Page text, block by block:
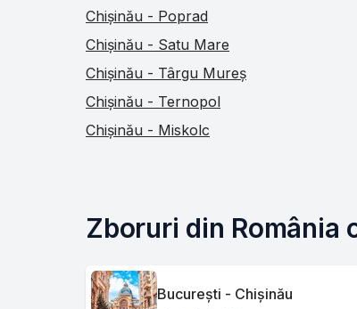
Chișinău - Poprad
Chișinău - Satu Mare
Chișinău - Târgu Mureș
Chișinău - Ternopol
Chișinău - Miskolc
Zboruri din România
București - Chișinău